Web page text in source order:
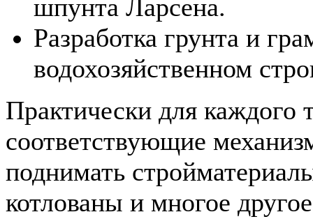
шпунта Ларсена.
Разработка грунта и
водохозяйственном
Практически для каждого
соответствующие
поднимать
котлованы и многое